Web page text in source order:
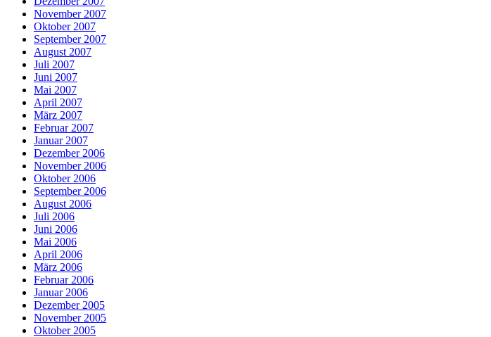
November 2007
Oktober 2007
September 2007
August 2007
Juli 2007
Juni 2007
Mai 2007
April 2007
März 2007
Februar 2007
Januar 2007
Dezember 2006
November 2006
Oktober 2006
September 2006
August 2006
Juli 2006
Juni 2006
Mai 2006
April 2006
März 2006
Februar 2006
Januar 2006
Dezember 2005
November 2005
Oktober 2005